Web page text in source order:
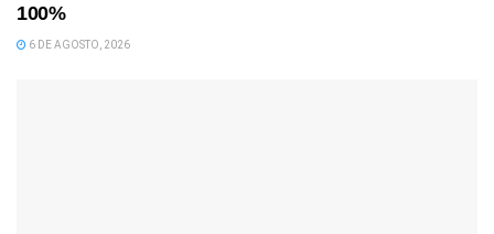
100%
6 DE AGOSTO, 2026